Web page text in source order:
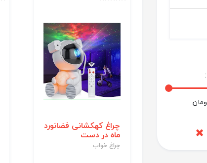
چراغ کهکشانی فضانورد
ماه در دست
چراغ خواب